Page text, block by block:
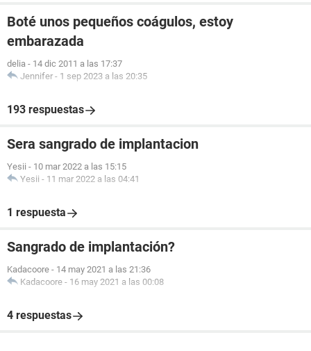
Boté unos pequeños coágulos, estoy
embarazada
delia - 14 dic 2011 a las 17:37
Jennifer - 1 sep 2023 a las 20:35
193 respuestas
Sera sangrado de implantacion
Yesii - 10 mar 2022 a las 15:15
Yesii - 11 mar 2022 a las 04:41
1 respuesta
Sangrado de implantación?
Kadacoore - 14 may 2021 a las 21:36
Kadacoore - 16 may 2021 a las 00:08
4 respuestas